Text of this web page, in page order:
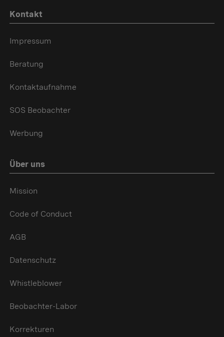
Kontakt
Impressum
Beratung
Kontaktaufnahme
SOS Beobachter
Werbung
Über uns
Mission
Code of Conduct
AGB
Datenschutz
Whistleblower
Beobachter-Labor
Korrekturen